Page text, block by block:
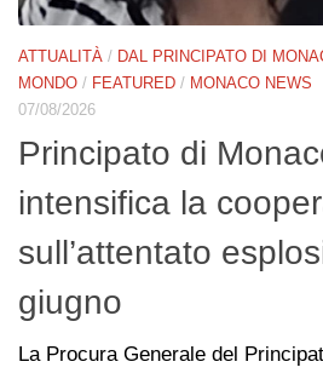
ATTUALITÀ / DAL PRINCIPATO DI
MONDO / FEATURED / MONACO NEWS
07/08/2026
Principato di
intensifica la
sull’attentato
giugno
La Procura Generale del